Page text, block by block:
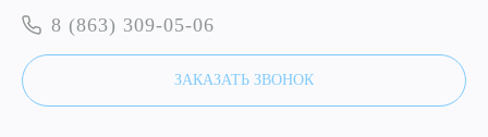
8 (863) 309-05-06
ЗАКАЗАТЬ ЗВОНОК